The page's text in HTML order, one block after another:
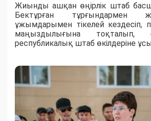
Жиынды ашқан өңірлік штаб
Бектұрған тұрғындармен
ұжымдарымен тікелей кездесіп,
маңыздылығына тоқталып,
республикалық штаб өкілдеріне